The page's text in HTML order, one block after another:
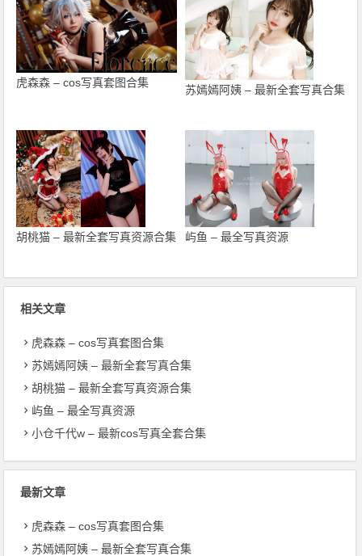
虎森森 – cos写真套图合集
苏嫣嫣阿姨 – 最新全套写真合集
胡桃猫 – 最新全套写真资源合集 屿鱼 – 最全写真资源
相关文章
虎森森 – cos写真套图合集
苏嫣嫣阿姨 – 最新全套写真合集
胡桃猫 – 最新全套写真资源合集
屿鱼 – 最全写真资源
小仓千代w – 最新cos写真全套合集
最新文章
虎森森 – cos写真套图合集
苏嫣嫣阿姨 – 最新全套写真合集